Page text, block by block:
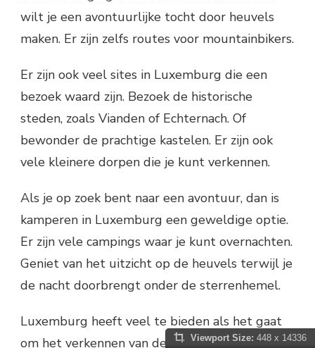
wilt je een avontuurlijke tocht door heuvels
maken. Er zijn zelfs routes voor mountainbikers.
Er zijn ook veel sites in Luxemburg die een
bezoek waard zijn. Bezoek de historische
steden, zoals Vianden of Echternach. Of
bewonder de prachtige kastelen. Er zijn ook
vele kleinere dorpen die je kunt verkennen.
Als je op zoek bent naar een avontuur, dan is
kamperen in Luxemburg een geweldige optie.
Er zijn vele campings waar je kunt overnachten.
Geniet van het uitzicht op de heuvels terwijl je
de nacht doorbrengt onder de sterrenhemel.
Luxemburg heeft veel te bieden als het gaat
om het verkennen van de adembenemende
Viewport Size: 448 x 14336